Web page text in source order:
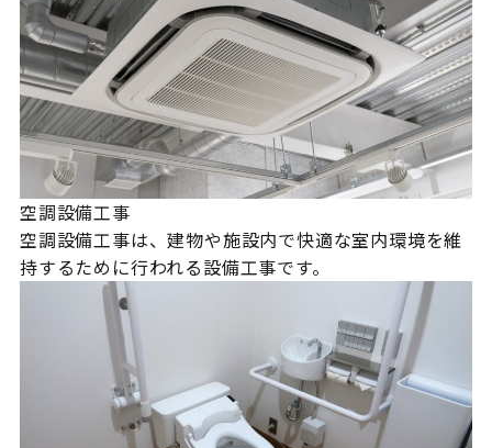
空調設備工事
空調設備工事は、建物や施設内で快適な室内環境を維
持するために行われる設備工事です。